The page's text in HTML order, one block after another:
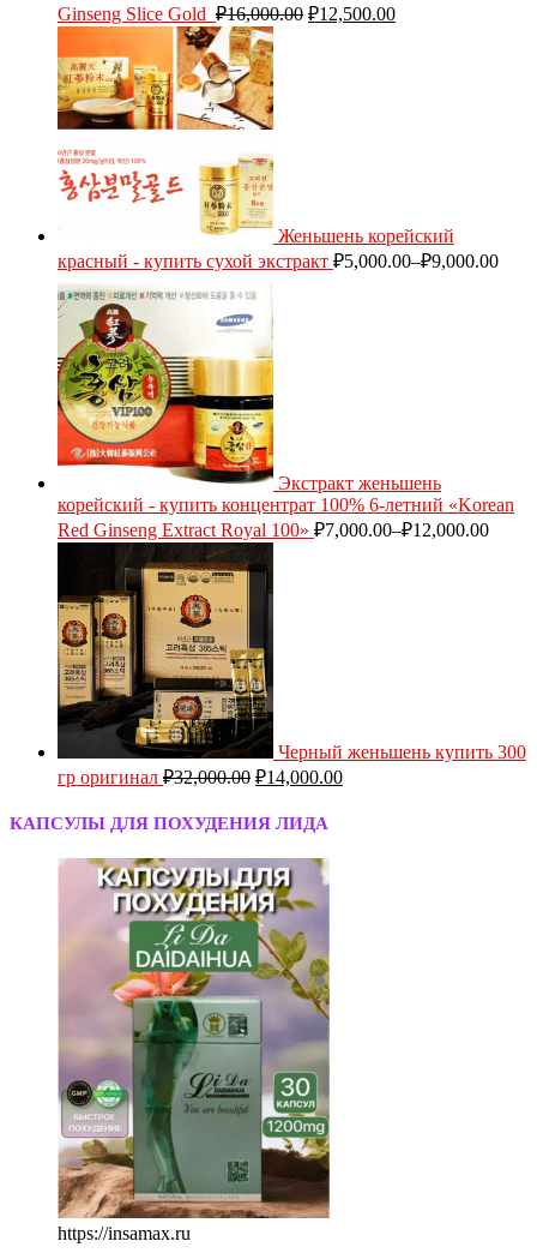
Ginseng Slice Gold ₽16,000.00 ₽12,500.00
Женьшень корейский
красный - купить сухой экстракт ₽5,000.00–₽9,000.00
Экстракт женьшень
корейский - купить концентрат 100% 6-летний «Korean
Red Ginseng Extract Royal 100» ₽7,000.00–₽12,000.00
Черный женьшень купить 300
гр оригинал ₽32,000.00 ₽14,000.00
КАПСУЛЫ ДЛЯ ПОХУДЕНИЯ ЛИДА
https://insamax.ru